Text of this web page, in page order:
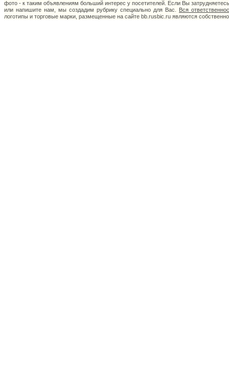
фото - к таким объявлениям больший интерес у посетителей. Если Вы
или напишите нам, мы создадим рубрику специально для Вас. Вся
логотипы и торговые марки, размещенные на сайте bb.rusbic.ru являются